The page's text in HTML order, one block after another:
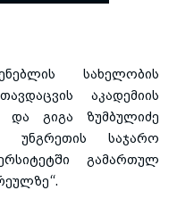
სახელობის
აკადემიის
და გიგა ზუმბულიძე
უნგრეთის საჯარო
გამართულ